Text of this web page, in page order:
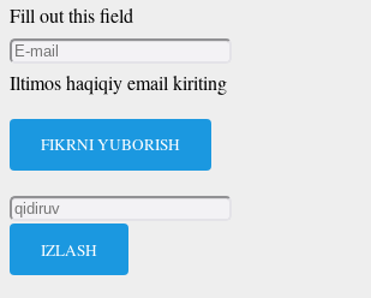
Fill out this field
Iltimos haqiqiy email kiriting
FIKRNI YUBORISH
Qidirshish: